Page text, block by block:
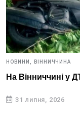
НОВИНИ, ВІННИЧЧИНА
На Вінниччині у
31 липня, 2026